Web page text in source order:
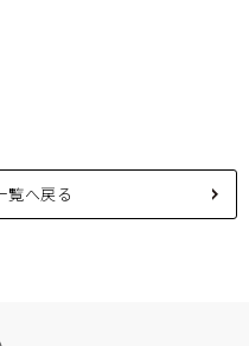
覧へ戻る